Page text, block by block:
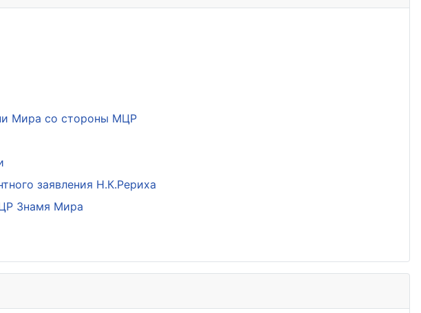
Мира со стороны МЦР
заявления Н.К.Рериха
Знамя Мира